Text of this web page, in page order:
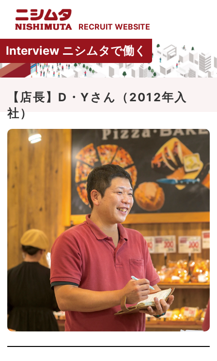
Interview ニシムタで働く
【店長】D・Yさん（2012年入
社）